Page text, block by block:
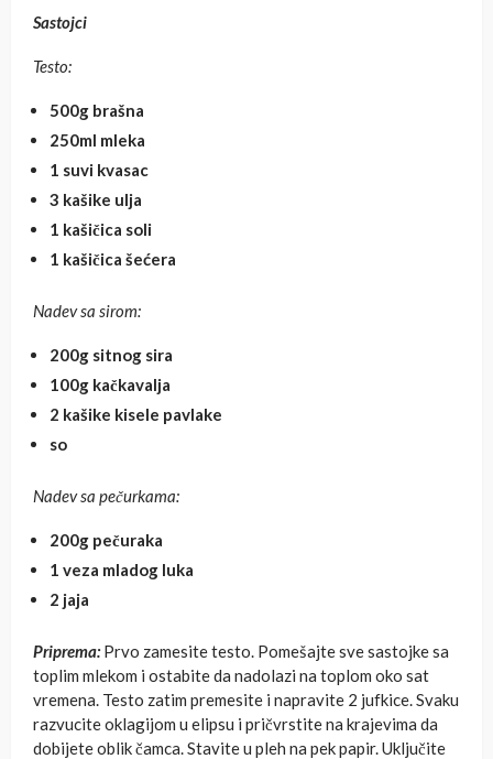
Sastojci
Testo:
500g brašna
250ml mleka
1 suvi kvasac
3 kašike ulja
1 kašičica soli
1 kašičica šećera
Nadev sa sirom:
200g sitnog sira
100g kačkavalja
2 kašike kisele pavlake
so
Nadev sa pečurkama:
200g pečuraka
1 veza mladog luka
2 jaja
Priprema:Prvo zamesite testo. Pomešajte sve sastojke sa
toplim mlekom i ostabite da nadolazi na toplom oko sat
vremena. Testo zatim premesite i napravite 2 jufkice. Svaku
razvucite oklagijom u elipsu i pričvrstite na krajevima da
dobijete oblik čamca. Stavite u pleh na pek papir. Uključite